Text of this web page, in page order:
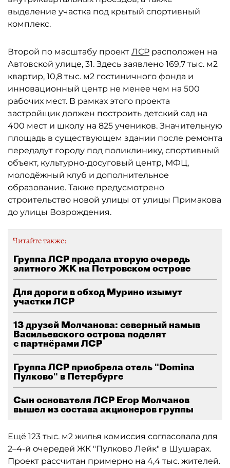
выделение участка под крытый спортивный
комплекс.
Второй по масштабу проект ЛСР расположен на
Автовской улице, 31. Здесь заявлено 169,7 тыс. м2
квартир, 10,8 тыс. м2 гостиничного фонда и
инновационный центр не менее чем на 500
рабочих мест. В рамках этого проекта
застройщик должен построить детский сад на
400 мест и школу на 825 учеников. Значительную
площадь в существующем здании после ремонта
передадут городу под поликлинику, спортивный
объект, культурно-досуговый центр, МФЦ,
молодёжный клуб и дополнительное
образование. Также предусмотрено
строительство новой улицы от улицы Примакова
до улицы Возрождения.
Читайте также:
Группа ЛСР продала вторую очередь
элитного ЖК на Петровском острове
Для дороги в обход Мурино изымут
участки ЛСР
13 друзей Молчанова: северный намыв
Васильевского острова поделят
с партнёрами ЛСР
Группа ЛСР приобрела отель "Domina
Пулково" в Петербурге
Сын основателя ЛСР Егор Молчанов
вышел из состава акционеров группы
Ещё 123 тыс. м2 жилья комиссия согласовала для
2–4-й очередей ЖК "Пулково Лейк" в Шушарах.
Проект рассчитан примерно на 4,4 тыс. жителей.